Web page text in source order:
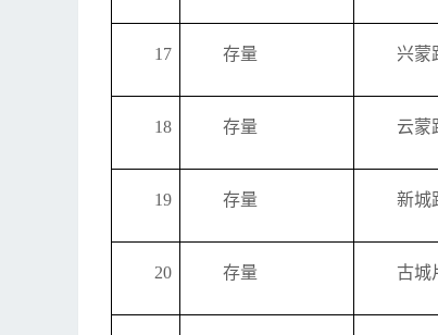
17 存量 兴蒙
18 存量 云蒙
19 存量 新城
20 存量 古城